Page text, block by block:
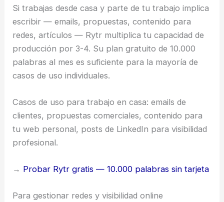
Si trabajas desde casa y parte de tu trabajo implica
escribir — emails, propuestas, contenido para
redes, artículos — Rytr multiplica tu capacidad de
producción por 3-4. Su plan gratuito de 10.000
palabras al mes es suficiente para la mayoría de
casos de uso individuales.
Casos de uso para trabajo en casa: emails de
clientes, propuestas comerciales, contenido para
tu web personal, posts de LinkedIn para visibilidad
profesional.
→ Probar Rytr gratis — 10.000 palabras sin tarjeta
Para gestionar redes y visibilidad online